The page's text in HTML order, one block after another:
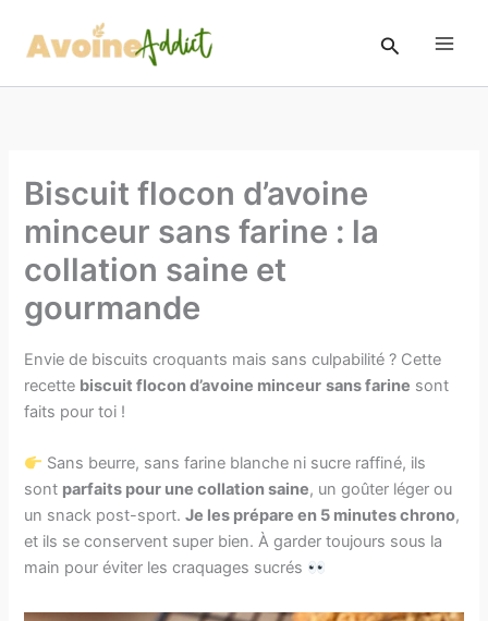
contenu
Rechercher
Biscuit flocon d’avoine
minceur sans farine : la
collation saine et
gourmande
Envie de biscuits croquants mais sans culpabilité ? Cette
recette biscuit flocon d’avoine minceur sans farine sont
faits pour toi !
Sans beurre, sans farine blanche ni sucre raffiné, ils
sont parfaits pour une collation saine, un goûter léger ou
un snack post-sport.Je les prépare en 5 minutes chrono,
et ils se conservent super bien. À garder toujours sous la
main pour éviter les craquages sucrés